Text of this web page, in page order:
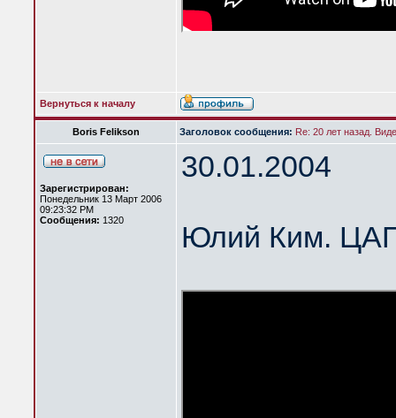
Вернуться к началу
Boris Felikson Заголовок сообщения: Re: 20 лет назад.
Зарегистрирован:
Понедельник 13 Март 2006
09:23:32 PM
Сообщения: 1320
30.01.2004
Юлий Ким.